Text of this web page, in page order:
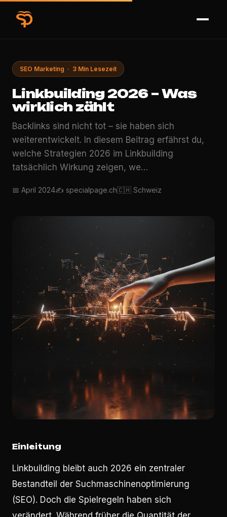
SEO Marketing · 3 Min Lesezeit
Linkbuilding 2026 – Was
wirklich zählt
Backlinks sind nicht tot – sie haben sich
weiterentwickelt. In diesem Beitrag erfährst du,
welche Strategien 2026 im Linkbuilding
tatsächlich Wirkung zeigen, we…
📅 April 2024✍️ specialpage.ch🇨🇭 Schweiz
Einleitung
Linkbuilding bleibt auch 2026 ein zentraler
Bestandteil der Suchmaschinenoptimierung
(SEO). Doch die Spielregeln haben sich